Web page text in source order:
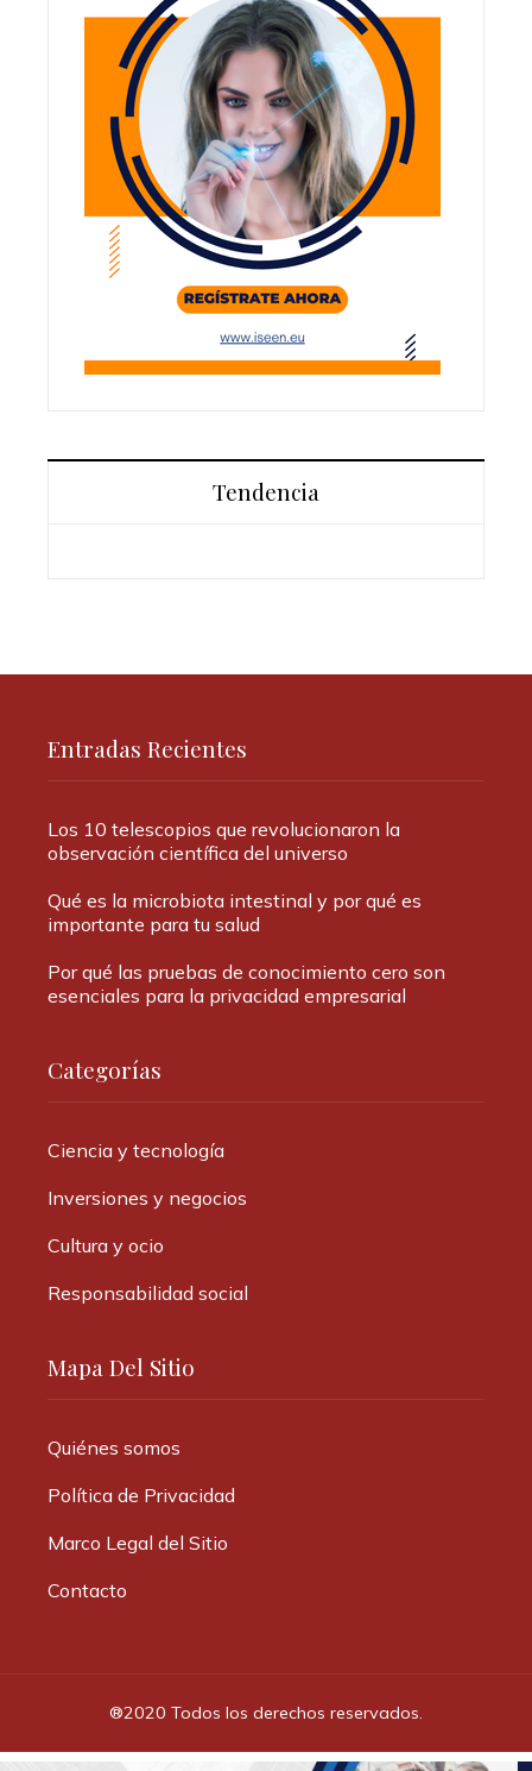
Tendencia
Entradas Recientes
Los 10 telescopios que revolucionaron la
observación científica del universo
Qué es la microbiota intestinal y por qué es
importante para tu salud
Por qué las pruebas de conocimiento cero son
esenciales para la privacidad empresarial
Categorías
Ciencia y tecnología
Inversiones y negocios
Cultura y ocio
Responsabilidad social
Mapa Del Sitio
Quiénes somos
Política de Privacidad
Marco Legal del Sitio
Contacto
®2020 Todos los derechos reservados.